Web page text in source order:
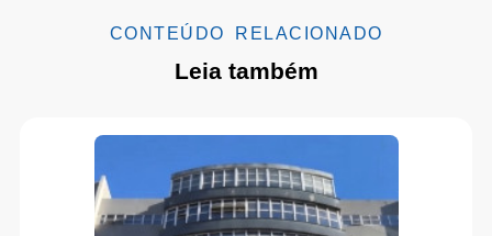
CONTEÚDO RELACIONADO
Leia também